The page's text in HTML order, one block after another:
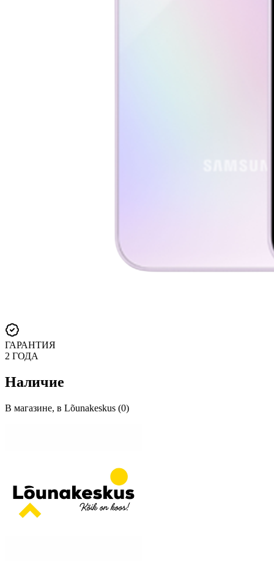
ГАРАНТИЯ
2 ГОДА
Наличие
В магазине, в Lõunakeskus (0)